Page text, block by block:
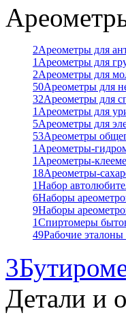
2Ареометры для
1 Ареометры для
2Ареометры для
50Ареометры для
32Ареометры для
1 Ареометры для
5Ареометры для
53Ареометры
1 Ареометры-
1 Ареометры-
18Ареометры-
1Набор
6Наборы
9Наборы
1Спиртомеры
49Рабочие эталоны
3
Детали и